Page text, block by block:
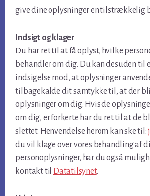
give dine oplysninger en tilstrækkelig
Indsigt og klager
Du har ret til at få oplyst, hvilke
behandler om dig. Du kan desuden til
indsigelse mod, at oplysninger
tilbagekalde dit samtykke til, at der
oplysninger om dig. Hvis de
om dig, er forkerte har du ret til at de
slettet. Henvendelse herom kan ske til:
du vil klage over vores behandling af
personoplysninger, har du også
kontakt til
Datatilsynet.